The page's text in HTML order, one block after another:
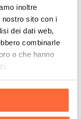
inoltre
sito con i
dei dati web,
combinarle
o che hanno